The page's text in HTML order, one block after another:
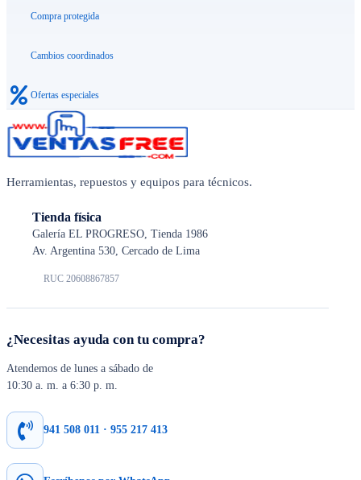
Compra protegida
Cambios coordinados
Ofertas especiales
Herramientas, repuestos y equipos para técnicos.
Tienda física
Galería EL PROGRESO, Tienda 1986
Av. Argentina 530, Cercado de Lima
RUC 20608867857
¿Necesitas ayuda con tu compra?
Atendemos de lunes a sábado de
10:30 a. m. a 6:30 p. m.
941 508 011 · 955 217 413